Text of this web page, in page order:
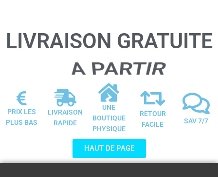
LIVRAISON GRATUITE
DE 20 €
PRIX LES
PLUS BAS
LIVRAISON
RAPIDE
UNE
BOUTIQUE
PHYSIQUE
RETOUR
FACILE
SAV 7/7
HAUT DE PAGE